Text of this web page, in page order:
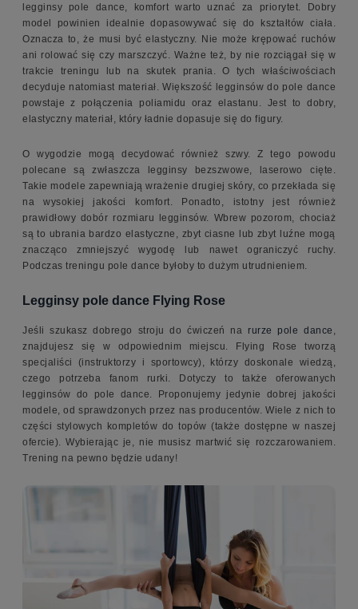
legginsy pole dance, komfort warto uznać za priorytet. Dobry
model powinien idealnie dopasowywać się do kształtów ciała.
Oznacza to, że musi być elastyczny. Nie może krępować ruchów
ani rolować się czy marszczyć. Ważne też, by nie rozciągał się w
trakcie treningu lub na skutek prania. O tych właściwościach
decyduje natomiast materiał. Większość legginsów do pole dance
powstaje z połączenia poliamidu oraz elastanu. Jest to dobry,
elastyczny materiał, który ładnie dopasuje się do figury.
O wygodzie mogą decydować również szwy. Z tego powodu
polecane są zwłaszcza legginsy bezszwowe, laserowo cięte.
Takie modele zapewniają wrażenie drugiej skóry, co przekłada się
na wysokiej jakości komfort. Ponadto, istotny jest również
prawidłowy dobór rozmiaru legginsów. Wbrew pozorom, chociaż
są to ubrania bardzo elastyczne, zbyt ciasne lub zbyt luźne mogą
znacząco zmniejszyć wygodę lub nawet ograniczyć ruchy.
Podczas treningu pole dance byłoby to dużym utrudnieniem.
Legginsy pole dance Flying Rose
Jeśli szukasz dobrego stroju do ćwiczeń na rurze pole dance
znajdujesz się w odpowiednim miejscu. Flying Rose tworzą
specjaliści (instruktorzy i sportowcy), którzy doskonale wiedzą,
czego potrzeba fanom rurki. Dotyczy to także oferowanych
legginsów do pole dance. Proponujemy jedynie dobrej jakości
modele, od sprawdzonych przez nas producentów. Wiele z nich to
części stylowych kompletów do topów (także dostępne w naszej
ofercie). Wybierając je, nie musisz martwić się rozczarowaniem.
Trening na pewno będzie udany!